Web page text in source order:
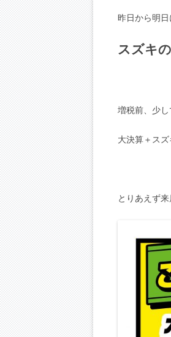
昨日から明日
スズキ
増税前、少
大決算＋ス
とりあえず